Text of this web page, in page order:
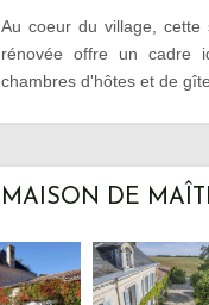
Au coeur du village, cette
rénovée offre un cadre
chambres d'hôtes et de
MAISON DE